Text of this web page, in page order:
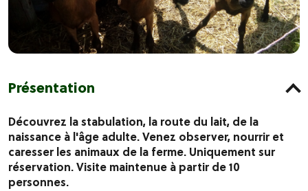
Présentation
Découvrez la stabulation, la route du lait, de la
naissance à l'âge adulte. Venez observer, nourrir et
caresser les animaux de la ferme. Uniquement sur
réservation. Visite maintenue à partir de 10
personnes.